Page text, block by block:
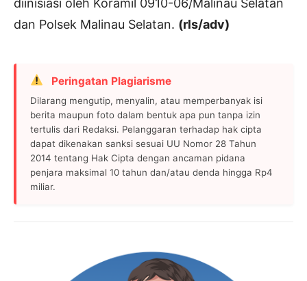
dan Polsek Malinau Selatan. (rls/adv)
Peringatan Plagiarisme
Dilarang mengutip, menyalin, atau memperbanyak isi
berita maupun foto dalam bentuk apa pun tanpa izin
tertulis dari Redaksi. Pelanggaran terhadap hak cipta
dapat dikenakan sanksi sesuai UU Nomor 28 Tahun
2014 tentang Hak Cipta dengan ancaman pidana
penjara maksimal 10 tahun dan/atau denda hingga Rp4
miliar.